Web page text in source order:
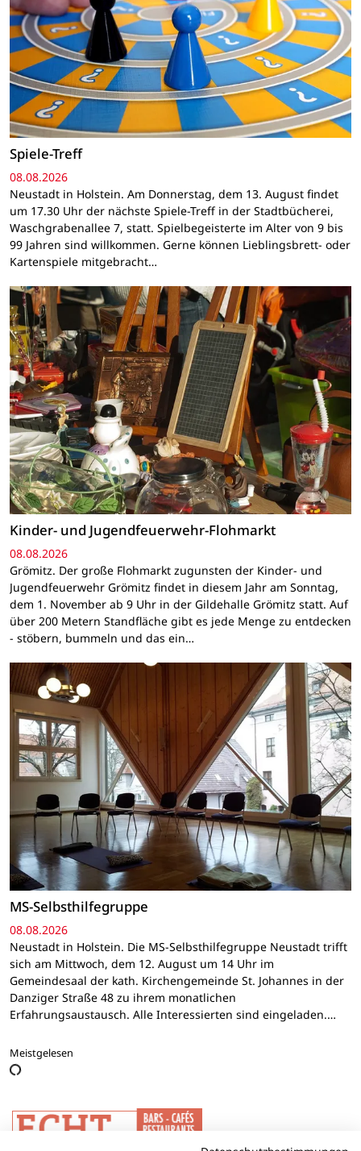
Spiele-Treff
08.08.2026
Neustadt in Holstein. Am Donnerstag, dem 13. August findet
um 17.30 Uhr der nächste Spiele-Treff in der Stadtbücherei,
Waschgrabenallee 7, statt. Spielbegeisterte im Alter von 9 bis
99 Jahren sind willkommen. Gerne können Lieblingsbrett- oder
Kartenspiele mitgebracht…
Kinder- und Jugendfeuerwehr-Flohmarkt
08.08.2026
Grömitz. Der große Flohmarkt zugunsten der Kinder- und
Jugendfeuerwehr Grömitz findet in diesem Jahr am Sonntag,
dem 1. November ab 9 Uhr in der Gildehalle Grömitz statt. Auf
über 200 Metern Standfläche gibt es jede Menge zu entdecken
- stöbern, bummeln und das ein…
MS-Selbsthilfegruppe
08.08.2026
Neustadt in Holstein. Die MS-Selbsthilfegruppe Neustadt trifft
sich am Mittwoch, dem 12. August um 14 Uhr im
Gemeindesaal der kath. Kirchengemeinde St. Johannes in der
Danziger Straße 48 zu ihrem monatlichen
Erfahrungsaustausch. Alle Interessierten sind eingeladen.…
Meistgelesen